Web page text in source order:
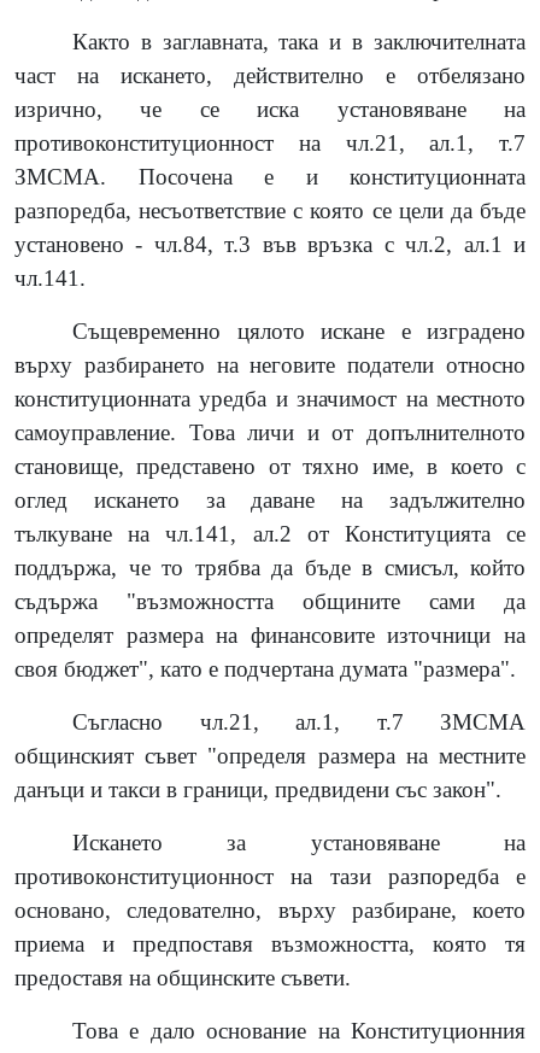
Както в заглавната, така и в заключителната
част на искането, действително е отбелязано
изрично, че се иска установяване на
противоконституционност на чл.21, ал.1, т.7
ЗМСМА. Посочена е и конституционната
разпоредба, несъответствие с която се цели да бъде
установено - чл.84, т.3 във връзка с чл.2, ал.1 и
чл.141.
Същевременно цялото искане е изградено
върху разбирането на неговите податели относно
конституционната уредба и значимост на местното
самоуправление. Това личи и от допълнителното
становище, представено от тяхно име, в което с
оглед искането за даване на задължително
тълкуване на чл.141, ал.2 от Конституцията се
поддържа, че то трябва да бъде в смисъл, който
съдържа "възможността общините сами да
определят размера на финансовите източници на
своя бюджет", като е подчертана думата "размера".
Съгласно чл.21, ал.1, т.7 ЗМСМА
общинският съвет "определя размера на местните
данъци и такси в граници, предвидени със закон".
Искането за установяване на
противоконституционност на тази разпоредба е
основано, следователно, върху разбиране, което
приема и предпоставя възможността, която тя
предоставя на общинските съвети.
Това е дало основание на Конституционния